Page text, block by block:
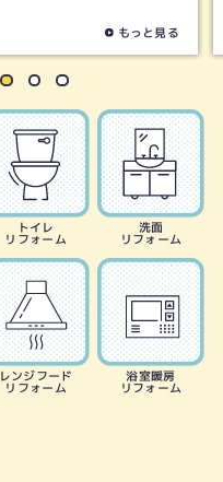
もっと見る
トイレ
リフォーム
洗面
リフォーム
レンジフード
リフォーム
浴室暖房
リフォーム